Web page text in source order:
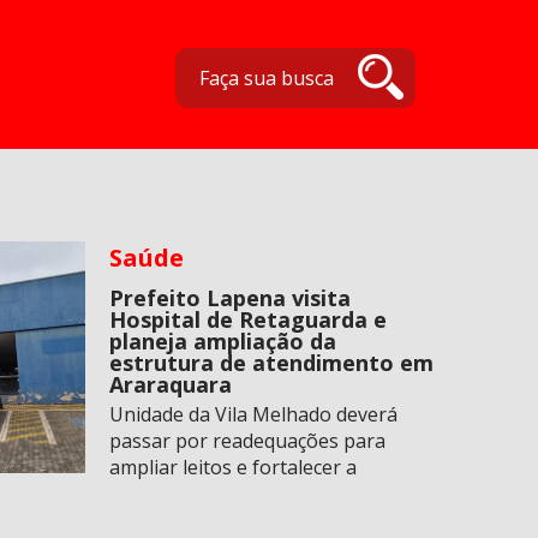
Saúde
Prefeito Lapena visita
Hospital de Retaguarda e
planeja ampliação da
estrutura de atendimento em
Araraquara
Unidade da Vila Melhado deverá
passar por readequações para
ampliar leitos e fortalecer a